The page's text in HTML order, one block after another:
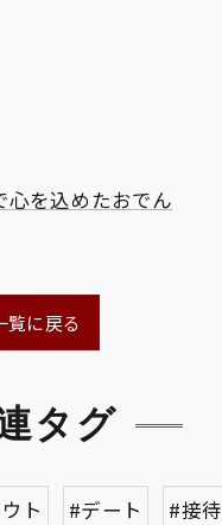
心を込めたおでん
覧に戻る
タグ
ト #デート #接待